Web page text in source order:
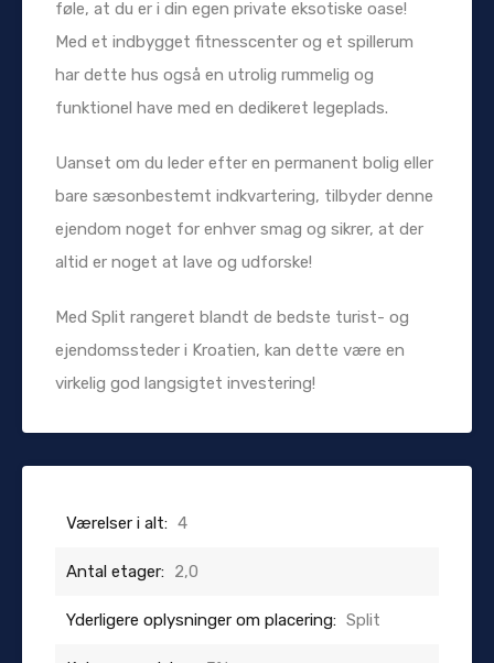
føle, at du er i din egen private eksotiske oase!
Med et indbygget fitnesscenter og et spillerum
har dette hus også en utrolig rummelig og
funktionel have med en dedikeret legeplads.
Uanset om du leder efter en permanent bolig eller
bare sæsonbestemt indkvartering, tilbyder denne
ejendom noget for enhver smag og sikrer, at der
altid er noget at lave og udforske!
Med Split rangeret blandt de bedste turist- og
ejendomssteder i Kroatien, kan dette være en
virkelig god langsigtet investering!
Værelser i alt: 4
Antal etager: 2,0
Yderligere oplysninger om placering: Split